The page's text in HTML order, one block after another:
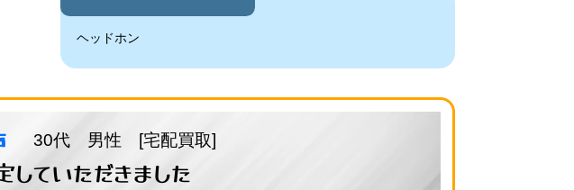
ヘッドホン
30代 男性 [宅配買取]
ていただきました